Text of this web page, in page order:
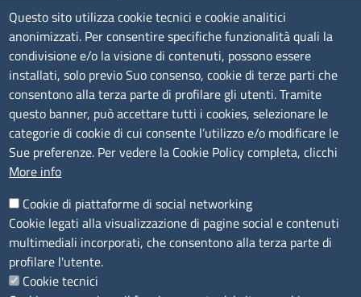
Imperia 0183 7931 - La Spezia 0187 7281
Amministrazione Trasparente
Consulta tutte le sezioni
Bilanci
Bandi di concorso
Procedimenti
Provvedimenti
Sito web
Note legali
Privacy policy
Dichiarazione di accessibilità
Questo sito utilizza cookie tecnici e cookie analitici
anonimizzati. Per consentire specifiche funzionalità quali la
condivisione e/o la visione di contenuti, possono essere
installati, solo previo Suo consenso, cookie di terze parti che
consentono alla terza parte di profilare gli utenti. Tramite
questo banner, può accettare tutti i cookies, selezionare le
categorie di cookie di cui consente l’utilizzo e/o modificare le
Sue preferenze. Per vedere la Cookie Policy completa, clicchi
More info
Cookie di piattaforme di social networking
Cookie legati alla visualizzazione di pagine social e contenuti
multimediali incorporati, che consentono alla terza parte di
profilare l'utente.
Cookie tecnici